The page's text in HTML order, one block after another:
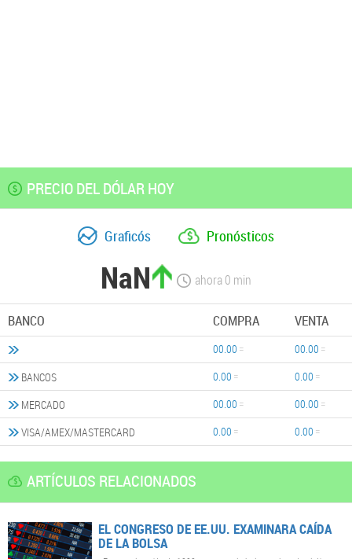
PRECIO DEL DÓLAR HOY
Graficós Pronósticos
NaN ahora0 min
BANCO COMPRA VENTA
00.00
00.00
BANCOS
0.00
0.00
MERCADO
00.00
00.00
VISA/AMEX/MASTERCARD
0.00 0.00
ARTÍCULOS RELACIONADOS
EL CONGRESO DE EE.UU. EXAMINARA CAÍDA
DE LA BOLSA